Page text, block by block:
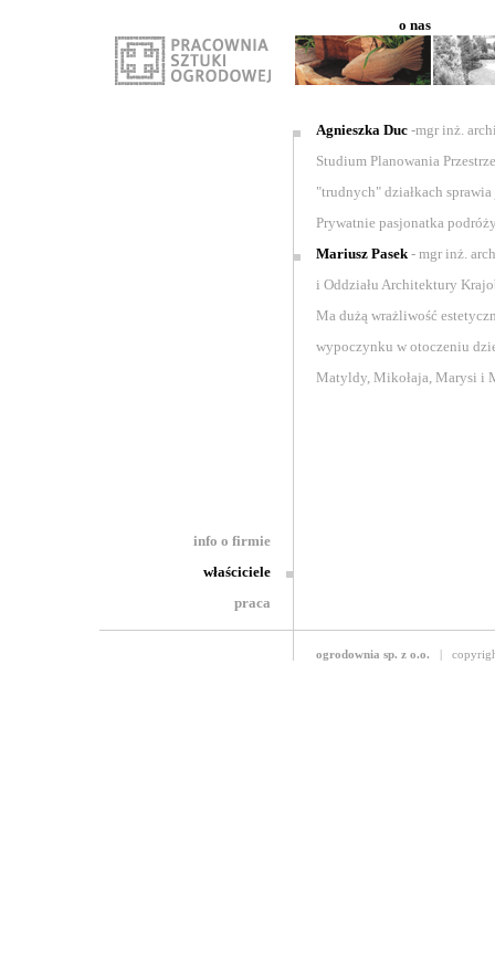
o nas
info o firmie
właściciele
praca
Agnieszka Duc-mgr inż.
Studium Planowania
"trudnych" działkach
Prywatnie pasjonatka
Mariusz Pasek- mgr inż.
i Oddziału Architektury
Ma dużą wrażliwość
wypoczynku w otoczeniu
Matyldy, Mikołaja, Marysi i
ogrodownia sp. z o.o. |